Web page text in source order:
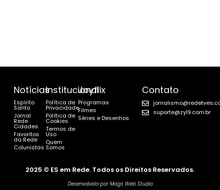
Notícias
Espírito
Santo
Jornal
Rede
Cidades
Favoritos
da Rede
Colunistas
Institucional
Política de
Privacidade
Política de
Cookies
Termos de
Uso
Quem
Somos
Joyflix
Programas
Filmes
Séries e Desenhos
Contato
suporte@zyl9.com.br
2025 © ES em Rede. Todos os Direitos Reservados.
Desenvolvido por Mags Web Studio